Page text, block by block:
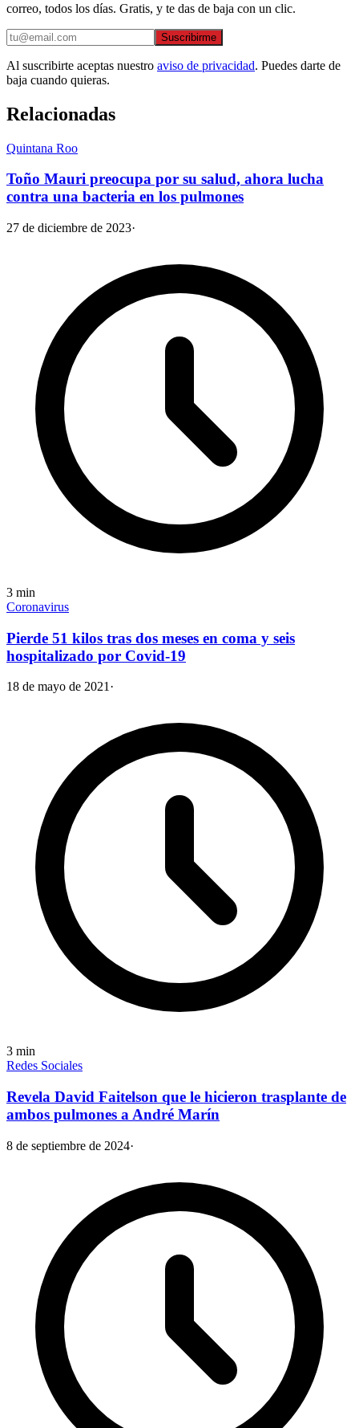
correo, todos los días. Gratis, y te das de baja con un clic.
Suscribirme
Al suscribirte aceptas nuestro aviso de privacidad. Puedes darte de
baja cuando quieras.
Relacionadas
Quintana Roo
Toño Mauri preocupa por su salud, ahora lucha
contra una bacteria en los pulmones
27 de diciembre de 2023·
3 min
Coronavirus
Pierde 51 kilos tras dos meses en coma y seis
hospitalizado por Covid-19
18 de mayo de 2021 ·
3 min
Redes Sociales
Revela David Faitelson que le hicieron trasplante de
ambos pulmones a André Marín
8 de septiembre de 2024·